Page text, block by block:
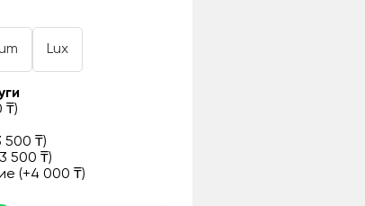
Lux
₸)
500 ₸)
500 ₸)
(+4 000 ₸)